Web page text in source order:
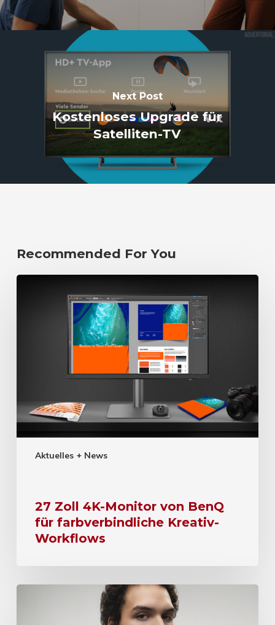
Next Post
Kostenloses Upgrade für
Satelliten-TV
Recommended For You
Aktuelles + News
27 Zoll 4K-Monitor von BenQ
für farbverbindliche Kreativ-
Workflows